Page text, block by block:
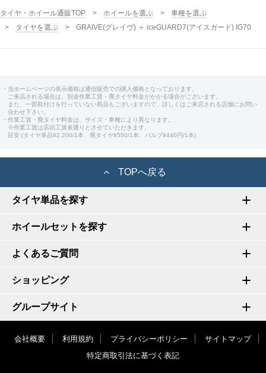
タイヤ・ホイール通販TOP ホイールを選ぶ
車種を選ぶ
タイヤを選ぶ
GRAIVE(グレイヴ) ＋ iceGUARD7(アイスガード) IG70
・当ホームページの表示価格は通信販売での購入価格となっております。
ご来店される場合は、別途作業工賃・廃タイヤ料金がかかる場合がございます。
また、一部取付けを行っていない商品もございますので、詳しくはご来店される店舗にお問い
合わせ下さい。
・作業工賃・廃タイヤ料金は、サイズ・車種により異なります。
※作業工賃は店頭工賃表通りとさせていただきます。
目安:(タイヤ単品¥2,200/1本、廃タイヤ¥550/1本、バルブ¥440円/1本)
TOPへ戻る
タイヤ単品を探す
ホイールセットを探す
よくあるご質問
ショッピング
グループサイト
会社概要 利用規約 プライバシーポリシー
サイトマップ
特定商取引法に基づく表記